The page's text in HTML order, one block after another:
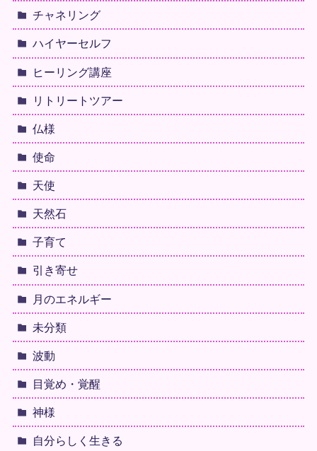
チャネリング
ハイヤーセルフ
ヒーリング講座
リトリートツアー
仏様
使命
天使
天然石
子育て
引き寄せ
月のエネルギー
未分類
波動
目覚め・覚醒
神様
自分らしく生きる